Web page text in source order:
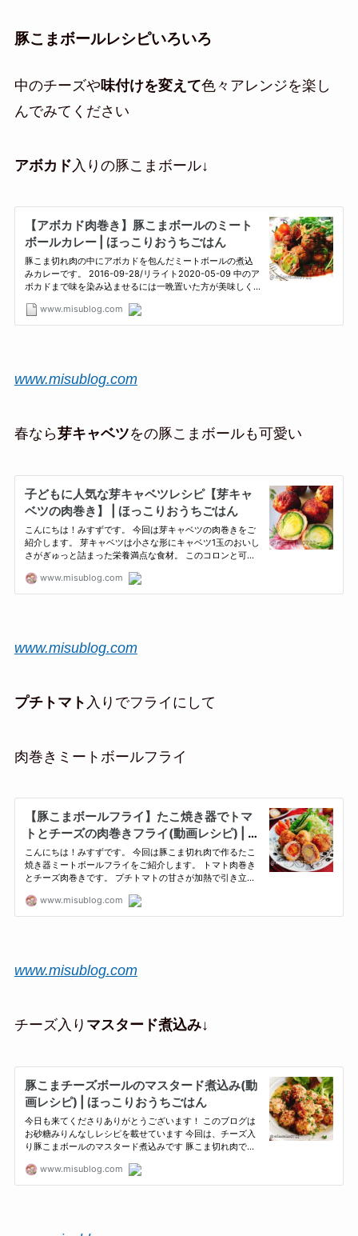
豚こまボールレシピいろいろ
中のチーズや味付けを変えて色々アレンジを楽し
んでみてください
アボカド 入りの豚こまボール↓
www.misublog.com
春なら芽キャベツをの豚こまボールも可愛い
www.misublog.com
プチトマト 入りでフライにして
肉巻きミートボールフライ
www.misublog.com
チーズ入り マスタード煮込み↓